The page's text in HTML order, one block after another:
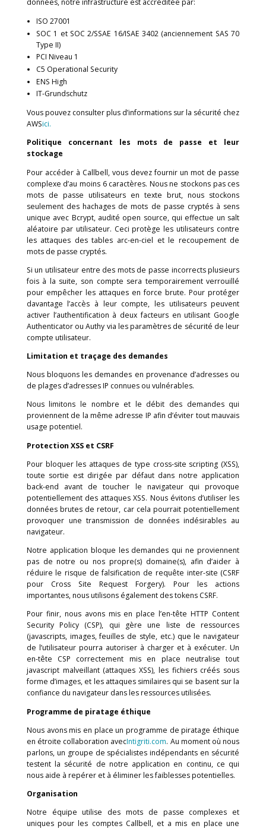
Lors de la première visite de notre site web, Callbell
un Strict Transport Security Header (HSTS) à l’agent
pour garantir que toutes les demandes futures
effectuées via HTTPS. Ce sera le cas même si un
Callbell indique HTTP.
Les pratiques de sécurité de AWS
Callbell utilise Amazon Web Services (AWS) pour
données de ses utilisateurs. Leurs
dernières normes du secteur, pour une gestion
données, notre infrastructure est accréditée par:
ISO 27001
SOC 1 et SOC 2/SSAE 16/ISAE 3402 (anciennement
Type II)
PCI Niveau 1
C5 Operational Security
ENS High
IT-Grundschutz
Vous pouvez consulter plus d’informations sur la
AWSici.
Politique concernant les mots de passe
Pour accéder à Callbell, vous devez fournir un mot
complexe d’au moins 6 caractères. Nous ne stockons
mots de passe utilisateurs en texte brut, nous
seulement des hachages de mots de passe cryptés
unique avec Bcrypt, audité open source, qui effectue
les attaques des tables arc-en-ciel et le
mots de passe cryptés.
Si un utilisateur entre des mots de passe incorrects
fois à la suite, son compte sera temporairement
pour empêcher les attaques en force brute. Pour
davantage l’accès à leur compte, les utilisateurs
activer l’authentification à deux facteurs en utilisant
Authenticator ou Authy via les paramètres de sécurité
compte utilisateur.
Limitation et traçage des demandes
Nous bloquons les demandes en provenance
de plages d’adresses IP connues ou vulnérables.
Nous limitons le nombre et le débit des
proviennent de la même adresse IP afin d’éviter tout
usage potentiel.
Pour bloquer les attaques de type cross-site scripting
toute sortie est dirigée par défaut dans notre
back-end avant de toucher le navigateur qui
données brutes de retour, car cela pourrait
provoquer une transmission de données